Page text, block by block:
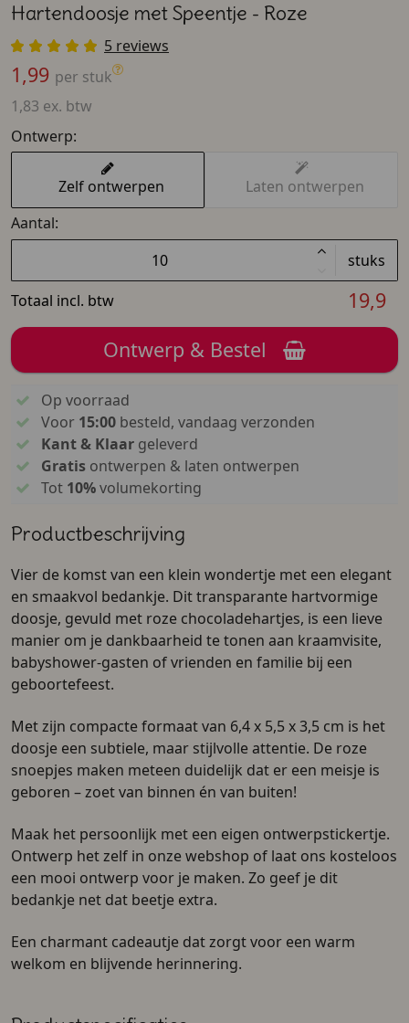
Hartendoosje met Speentje - Roze
5 reviews
1,99 per stuk
1,83 ex. btw
Ontwerp:
Zelf ontwerpen
Laten ontwerpen
Aantal:
stuks
Totaal incl. btw
19,9
Ontwerp & Bestel
Op voorraad
Voor 15:00besteld, vandaag verzonden
Kant & Klaargeleverd
Gratisontwerpen & laten ontwerpen
Tot 10%volumekorting
Productbeschrijving
Vier de komst van een klein wondertje met een elegant
en smaakvol bedankje. Dit transparante hartvormige
doosje, gevuld met roze chocoladehartjes, is een lieve
manier om je dankbaarheid te tonen aan kraamvisite,
babyshower-gasten of vrienden en familie bij een
geboortefeest.
Met zijn compacte formaat van 6,4 x 5,5 x 3,5 cm is het
doosje een subtiele, maar stijlvolle attentie. De roze
snoepjes maken meteen duidelijk dat er een meisje is
geboren – zoet van binnen én van buiten!
Maak het persoonlijk met een eigen ontwerpstickertje.
Ontwerp het zelf in onze webshop of laat ons kosteloos
een mooi ontwerp voor je maken. Zo geef je dit
bedankje net dat beetje extra.
Een charmant cadeautje dat zorgt voor een warm
welkom en blijvende herinnering.